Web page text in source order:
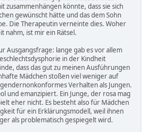
zusammenhängen könnte, dass sie sich
gewünscht hätte und das dem Sohn
Die Therapeutin verneinte dies. Woher
nahm, ist mir ein Rätsel.
Ausgangsfrage: lange gab es vor allem
in der Kindheit
dass das gut zu meinen Ausführungen
Mädchen stoßen viel weniger auf
Verhalten als Jungen.
und emanzipiert. Ein Junge, der rosa mag
eher nicht. Es besteht also für Mädchen
für ein Erklärungsmodell, weil ihnen
als problematisch gespiegelt wird.